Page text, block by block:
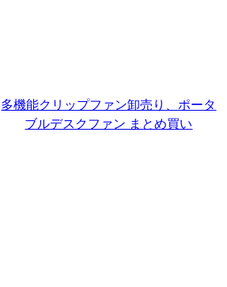
多機能クリップファン卸売り、ポータ
ブルデスクファン​ まとめ買い